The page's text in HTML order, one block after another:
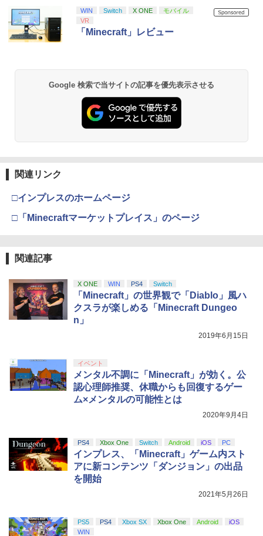
ー2 アダプタ スイッチ 8bit Switch Pro
Windows Mac Raspbery Xbox Series
X＆S One コントローラー Bluetoothコ
ントローラー PS5 PS4
￥2,910
4
利用券 （ダウンロード版） ※1,000ポ
イントまでご利用可
￥5,900
ズVOL.1 Lite [イーグレットツー ミニ用
ソフト]
￥6,580
￥1,648
￥5,500
リーズ ブルーレイ 全話 Steins Gate : T
全話 廉価版 日本語 英語 正規品 シュタイ
ンズ ゲート ブルーレイ コンプリート シ
リーズ リージョン B
1
スプラトゥーン レイダース|オンライン
￥6,446
3
￥55,491
4
￥9,000
￥5,000
1
PlayStation 5 デジタル・エディション
ese only (CFI-2200B01)
Beast of Reincarnation -PS5 【特典】
プロダクトコード 封入
￥7,286
3
4
￥10,737
【純正品】DualSense ワイヤレスコン
￥10,737
1
【純正品】Xbox ワイヤレス コントロー
【純正品】Xbox ワイヤレス コントロー
ラー (ロボット ホワイト)
￥7,681
5
S5、PS5 Pro、Xbox One、Xbox Serie
￥14,141
1
劇場版「鬼滅の刃」無限城編 第一章 猗
窩座再来 通常版 [DVD]
￥3,523
3
ナル三方背収納ケース付きコレクション)
カー特典:【坤と離】二振りの剣、十翼よ
4
劇場版「鬼滅の刃」無限城編 第一章 猗
窩座再来 完全生産限定版 [Blu-ray]
5
【Amazon.co.jp限定】劇場版モノノ怪
第三章 蛇神 (オリジナル特典:オリジナル
巾着＋メーカー特典:【坤と離】二振りの
剣、十翼より来たる！スタジオ描き下ろ
￥8,800
WIN Switch X ONE
モバイル
VR
「Minecraft」レビュー
Google 検索で当サイトの記事を優先表示させる
関連リンク
□インプレスのホームページ
□「Minecraftマーケットプレイス」のページ
関連記事
X ONE WIN PS4 Switch
「Minecraft」の世界観で「Diablo」風ハ
クスラが楽しめる「Minecraft Dungeo
n」
2019年6月15日
イベント
メンタル不調に「Minecraft」が効く。公
認心理師推奨、休職からも回復するゲー
ム×メンタルの可能性とは
2020年9月4日
PS4 Xbox One Switch Android iOS PC
インプレス、「Minecraft」ゲーム内スト
アに新コンテンツ「ダンジョン」の出品
を開始
2021年5月26日
PS5 PS4 Xbox SX Xbox One Android
iOS
WIN